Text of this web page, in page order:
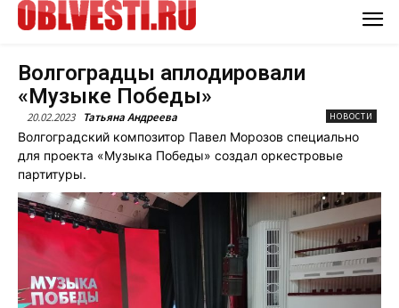
Волгоградцы аплодировали
«Музыке Победы»
20.02.2023 Татьяна Андреева НОВОСТИ
Волгоградский композитор Павел Морозов специально
для проекта «Музыка Победы» создал оркестровые
партитуры.